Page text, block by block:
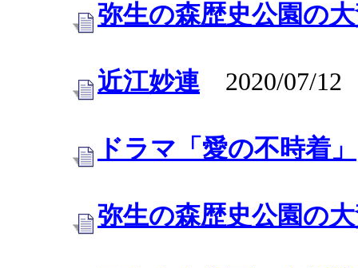
弥生の森歴史公園の
近江妙連2020/07/12
ドラマ「愛の不時着」
弥生の森歴史公園の